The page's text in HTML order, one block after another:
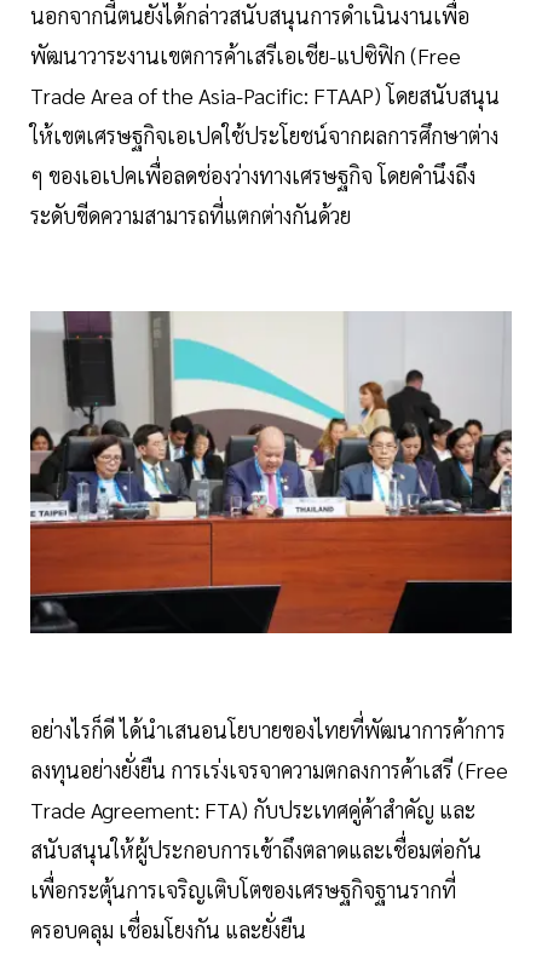
นอกจากนี้ตนยังได้กล่าวสนับสนุนการดำเนินงานเพื่อ
พัฒนาวาระงานเขตการค้าเสรีเอเชีย-แปซิฟิก (Free
Trade Area of the Asia-Pacific: FTAAP) โดยสนับสนุน
ให้เขตเศรษฐกิจเอเปคใช้ประโยชน์จากผลการศึกษาต่าง
ๆ ของเอเปคเพื่อลดช่องว่างทางเศรษฐกิจ โดยคำนึงถึง
ระดับขีดความสามารถที่แตกต่างกันด้วย
อย่างไรก็ดี ได้นำเสนอนโยบายของไทยที่พัฒนาการค้าการ
ลงทุนอย่างยั่งยืน การเร่งเจรจาความตกลงการค้าเสรี (Free
Trade Agreement: FTA) กับประเทศคู่ค้าสำคัญ และ
สนับสนุนให้ผู้ประกอบการเข้าถึงตลาดและเชื่อมต่อกัน
เพื่อกระตุ้นการเจริญเติบโตของเศรษฐกิจฐานรากที่
ครอบคลุม เชื่อมโยงกัน และยั่งยืน